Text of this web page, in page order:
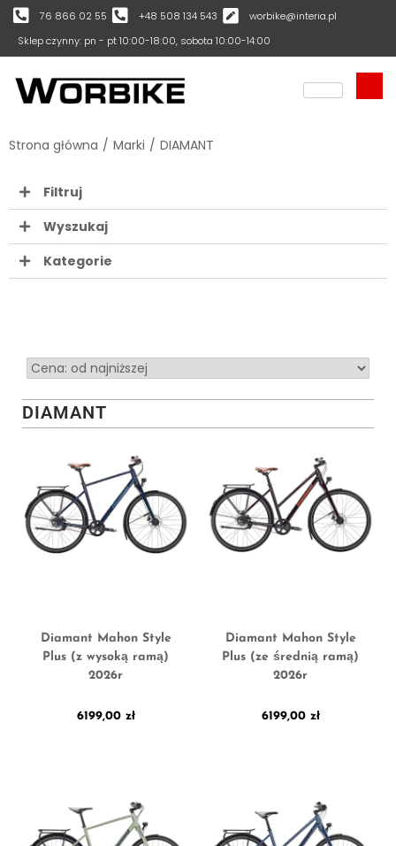
76 866 02 55 +48 508 134 543
worbike@interia.pl
Sklep czynny: pn - pt 10:00-18:00, sobota 10:00-14:00
Strona główna / Marki / DIAMANT
Filtruj
Wyszukaj
Kategorie
Sort Products
DIAMANT
Diamant Mahon Style
Plus (z wysoką ramą)
2026r
6199,00 zł
Diamant Mahon Style
Plus (ze średnią ramą)
2026r
6199,00 zł